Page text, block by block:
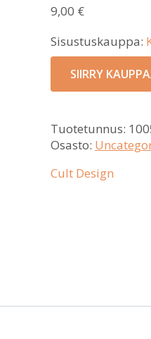
9,00 €
Sisustuskauppa:
SIIRRY
Tuotetunnus:
Osasto:
Cult Design